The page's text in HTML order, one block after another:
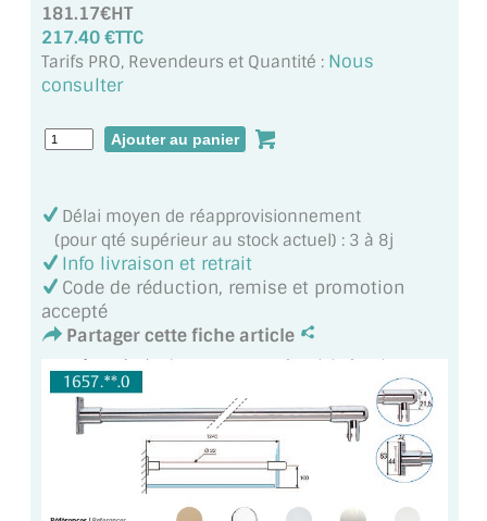
MIROIR DÉCORATIF DE COULEUR
LOTS DE MIROIRS EN MOZAÏQUE
MIROIR PAROI DE DOUCHE
MIROIR POUR SALLE DE SPORT
MIROIR POUR SALLE DE DANSE
MIROIR ENCADRÉ
MIROIR TV
VERRE SUR MESURE
VERRE EXTRACLAIR
181.17€HT
217.40 €TTC
Tarifs PRO, Revendeurs et Quantité : Nous
consulter
Délai moyen de réapprovisionnement
(pour qté supérieur au stock actuel) : 3 à 8j
Info livraison et retrait
Code de réduction, remise et promotion
accepté
Partager cette fiche article